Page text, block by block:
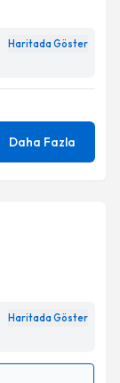
Haritada Göster
Daha Fazla
Haritada Göster